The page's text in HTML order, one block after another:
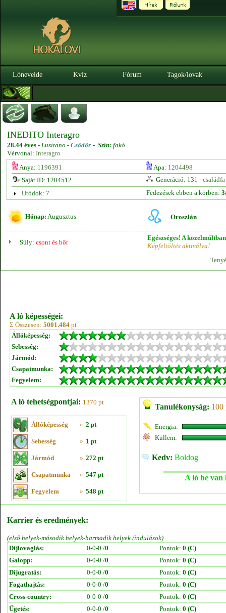
Lónevelde Kvíz Fórum Tagok/lovak
INEDITO Interagro
28.44 éves - Lusitano - Csődör - Szín: fakó
Vérvonal: Interagro
Anya: 1196391 Apa: 1204498
Saját ID: 1204512
Generáció: 131 - családfa
Utódok: 7
Fedezések ebben a körben:
Hónap: Augusztus Oroszlán
Súly: csont és bőr
Egészséges! A
Képfeltöltés aktiválva!
A ló képességei:
Σ Összesen: 5001.484 pt
Állóképesség:
Sebesség:
Jármód:
Csapatmunka:
Fegyelem:
A ló tehetségpontjai: 1370 pt
Állóképesség » 2 pt
Sebesség » 1 pt
Jármód » 272 pt
Csapatmunka » 547 pt
Fegyelem » 548 pt
Tanulékonyság: 100
Energia:
Küllem:
Kedv: Boldog
A ló be van
Karrier és eredmények:
(első helyek-második helyek-harmadik helyek /indulások)
Díjlovaglás:
0-0-0 /0 Pontok: 0 (C)
Galopp:
0-0-0 /0 Pontok: 0 (C)
Díjugratás:
0-0-0 /0 Pontok: 0 (C)
Fogathajtás:
0-0-0 /0 Pontok: 0 (C)
Cross-country:
0-0-0 /0 Pontok: 0 (C)
Ügetés:
0-0-0 /0 Pontok: 0 (C)